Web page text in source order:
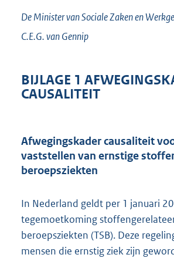
t
e
k
:
De Minister van Sociale Zaken en
C.E.G. vanGennip
BIJLAGE 1
CAUSALITEIT
Afwegingskader causaliteit
vaststellen van ernstige
beroepsziekten
In Nederland geldt per 1 januari
tegemoetkoming
beroepsziekten (TSB). Deze
mensen die ernstig ziek zijn